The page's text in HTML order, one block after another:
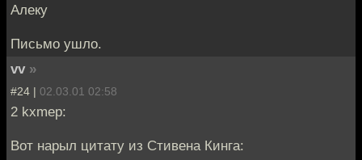
Алеку
Письмо ушло.
vv »
#24 | 02.03.01 02:58
2 kxmep:
Вот нарыл цитату из Стивена Кинга: